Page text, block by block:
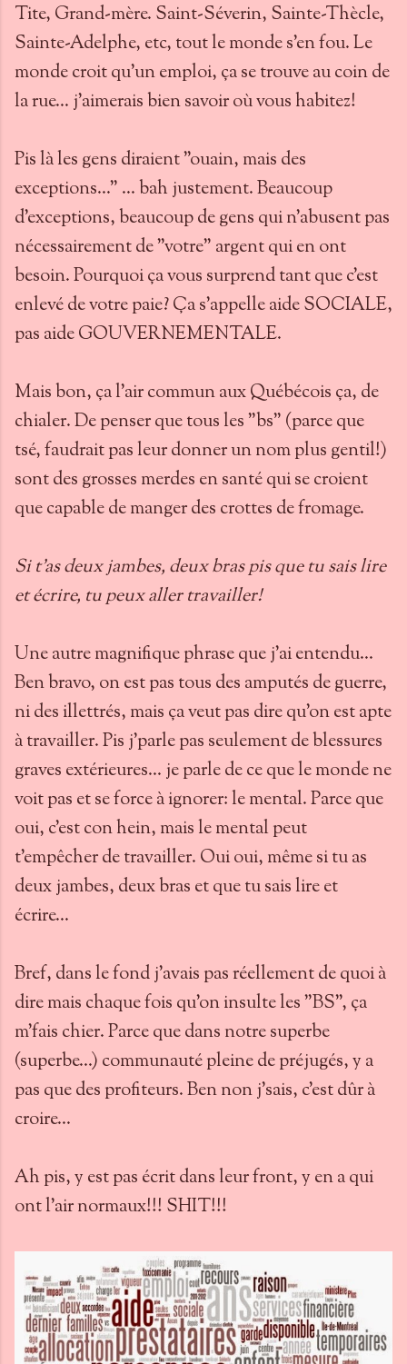
Tite, Grand-mère. Saint-Séverin, Sainte-Thècle,
Sainte-Adelphe, etc, tout le monde s'en fou. Le
monde croit qu'un emploi, ça se trouve au coin de
la rue... j'aimerais bien savoir où vous habitez!
Pis là les gens diraient "ouain, mais des
exceptions..." ... bah justement. Beaucoup
d'exceptions, beaucoup de gens qui n'abusent pas
nécessairement de "votre" argent qui en ont
besoin. Pourquoi ça vous surprend tant que c'est
enlevé de votre paie? Ça s'appelle aide SOCIALE,
pas aide GOUVERNEMENTALE.
Mais bon, ça l'air commun aux Québécois ça, de
chialer. De penser que tous les "bs" (parce que
tsé, faudrait pas leur donner un nom plus gentil!)
sont des grosses merdes en santé qui se croient
que capable de manger des crottes de fromage.
Si t'as deux jambes, deux bras pis que tu sais lire
et écrire, tu peux aller travailler!
Une autre magnifique phrase que j'ai entendu...
Ben bravo, on est pas tous des amputés de guerre,
ni des illettrés, mais ça veut pas dire qu'on est apte
à travailler. Pis j'parle pas seulement de blessures
graves extérieures... je parle de ce que le monde ne
voit pas et se force à ignorer: le mental. Parce que
oui, c'est con hein, mais le mental peut
t'empêcher de travailler. Oui oui, même si tu as
deux jambes, deux bras et que tu sais lire et
écrire...
Bref, dans le fond j'avais pas réellement de quoi à
dire mais chaque fois qu'on insulte les "BS", ça
m'fais chier. Parce que dans notre superbe
(superbe...) communauté pleine de préjugés, y a
pas que des profiteurs. Ben non j'sais, c'est dûr à
croire...
Ah pis, y est pas écrit dans leur front, y en a qui
ont l'air normaux!!! SHIT!!!